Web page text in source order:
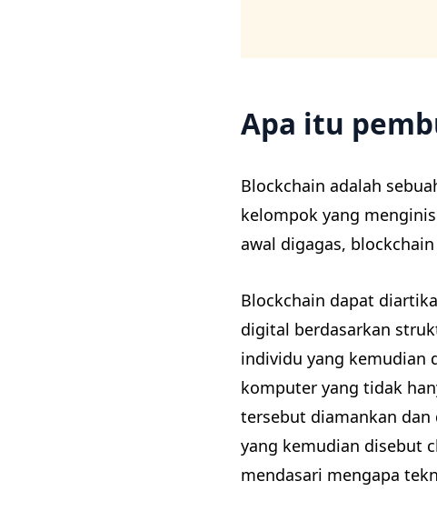
Apa itu
Blockchain adalah
kelompok yang
awal digagas,
Blockchain dapat
digital berdasarkan
individu yang kemudian
komputer yang tidak
tersebut diamankan
yang kemudian disebut
mendasari mengapa